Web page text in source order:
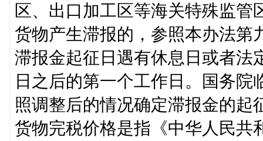
区、出口加工区等海关特殊监
货物产生滞报的，参照本办法第
滞报金起征日遇有休息日或者法
日之后的第一个工作日。国务
照调整后的情况确定滞报金的
货物完税价格是指《中华人民共